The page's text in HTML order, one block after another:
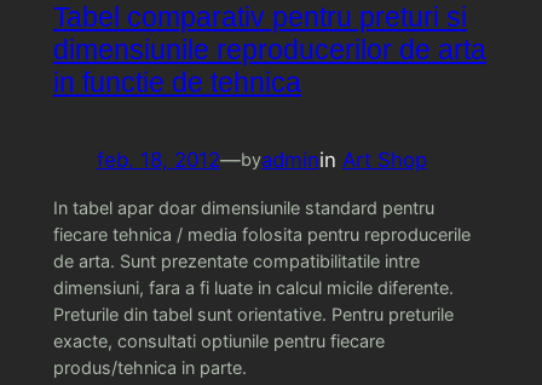
Tabel comparativ pentru preturi si
dimensiunile reproducerilor de arta
in functie de tehnica
feb. 18, 2012—byadminin Art Shop
In tabel apar doar dimensiunile standard pentru
fiecare tehnica / media folosita pentru reproducerile
de arta. Sunt prezentate compatibilitatile intre
dimensiuni, fara a fi luate in calcul micile diferente.
Preturile din tabel sunt orientative. Pentru preturile
exacte, consultati optiunile pentru fiecare
produs/tehnica in parte.